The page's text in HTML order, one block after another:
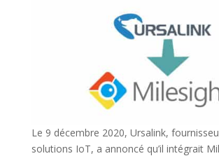
Le 9 décembre 2020, Ursalink,
solutions IoT, a annoncé qu’il intégrait